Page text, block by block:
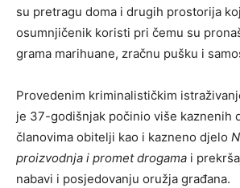
su pretragu doma i drugih prostorija
osumnjičenik koristi pri čemu su
grama marihuane, zračnu pušku i
Provedenim kriminalističkim
je 37-godišnjak počinio više kaznenih
članovima obitelji kao i kazneno djelo
proizvodnja i promet drogama i
nabavi i posjedovanju oružja građana.